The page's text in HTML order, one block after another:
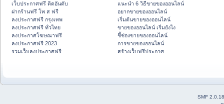
เว็บประกาศฟรี ติดอันดับ
ฝากร้านฟรี โพ ส ฟรี
ลงประกาศฟรี กรุงเทพ
ลงประกาศฟรี ทั่วไทย
ลงประกาศโฆษณาฟรี
ลงประกาศฟรี 2023
รวมเว็บลงประกาศฟรี
แนะนำ 6 วิธีขายของออนไลน์
อยากขายของออนไลน์
เริ่มต้นขายของออนไลน์
ขายของออนไลน์ เริ่มยังไง
ชี้ช่องขายของออนไลน์
การขายของออนไลน์
สร้างเว็บฟรีประกาศ
SMF 2.0.18